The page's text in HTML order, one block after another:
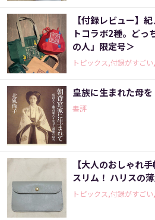
【付録レビュー】
トコラボ2種。どっ
の人」限定号＞
トピックス,付録がすご
皇族に生まれた母
書評
【大人のおしゃれ
スリム！ ハリスの
トピックス,付録がすご